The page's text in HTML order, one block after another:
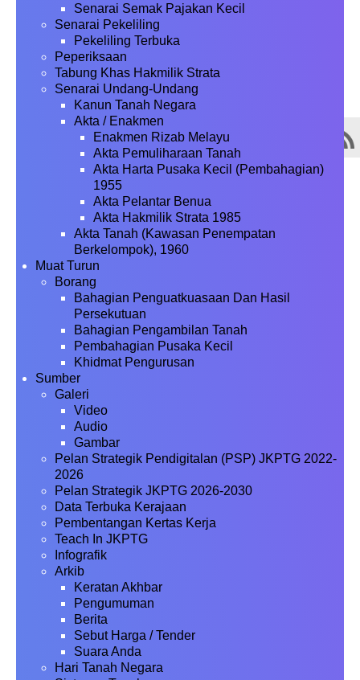
Senarai Semak Pajakan Kecil
Senarai Pekeliling
Pekeliling Terbuka
Peperiksaan
Tabung Khas Hakmilik Strata
Senarai Undang-Undang
Kanun Tanah Negara
Akta / Enakmen
Enakmen Rizab Melayu
Akta Pemuliharaan Tanah
Akta Harta Pusaka Kecil (Pembahagian)
1955
Akta Pelantar Benua
Akta Hakmilik Strata 1985
Akta Tanah (Kawasan Penempatan
Berkelompok), 1960
Muat Turun
Borang
Bahagian Penguatkuasaan Dan Hasil
Persekutuan
Bahagian Pengambilan Tanah
Pembahagian Pusaka Kecil
Khidmat Pengurusan
Sumber
Galeri
Video
Audio
Gambar
Pelan Strategik Pendigitalan (PSP) JKPTG 2022-
2026
Pelan Strategik JKPTG 2026-2030
Data Terbuka Kerajaan
Pembentangan Kertas Kerja
Teach In JKPTG
Infografik
Arkib
Keratan Akhbar
Pengumuman
Berita
Sebut Harga / Tender
Suara Anda
Hari Tanah Negara